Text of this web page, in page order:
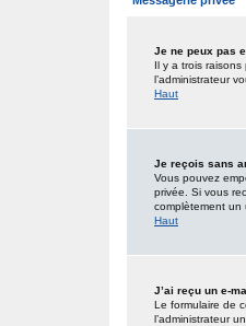
Je ne peux pas
Il y a trois raisons
l’administrateur
Haut
Je reçois sans
Vous pouvez
privée. Si vous
complètement un
Haut
J’ai reçu un e-
Le formulaire de
l’administrateur